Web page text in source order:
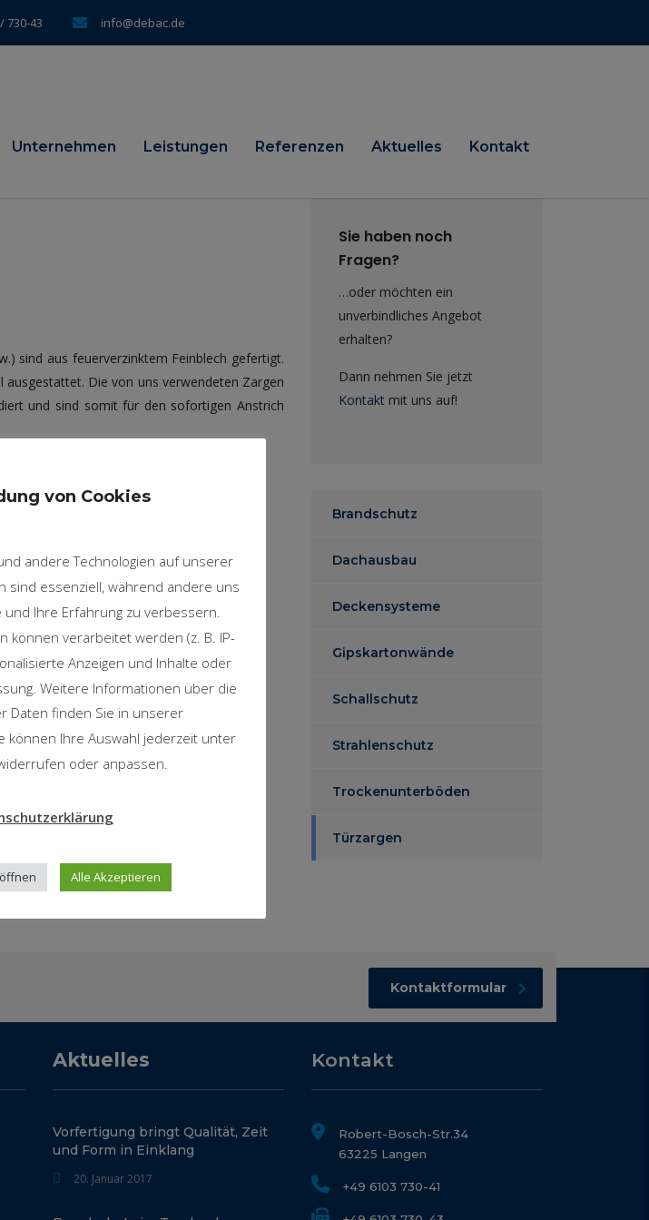
730-43 info@debac.de
Unternehmen Leistungen Referenzen Aktuelles Kontakt
sind aus feuerverzinktem Feinblech gefertigt.
Die von uns verwendeten Zargen
und sind somit für den sofortigen Anstrich
Sie haben noch
Fragen?
…oder möchten ein
unverbindliches Angebot
erhalten?
Dann nehmen Sie jetzt
Kontakt mit uns auf!
Brandschutz
Dachausbau
Deckensysteme
Gipskartonwände
Schallschutz
Strahlenschutz
Trockenunterböden
Türzargen
Kontaktformular
Aktuelles
Vorfertigung bringt Qualität, Zeit
und Form in Einklang
20. Januar 2017
Kontakt
Robert-Bosch-Str.34
63225 Langen
+49 6103 730-41
von Cookies
andere Technologien auf unserer
sind essenziell, während andere uns
Ihre Erfahrung zu verbessern.
können verarbeitet werden (z. B. IP-
Anzeigen und Inhalte oder
Weitere Informationen über die
Daten finden Sie in unserer
können Ihre Auswahl jederzeit unter
oder anpassen.
Alle Akzeptieren